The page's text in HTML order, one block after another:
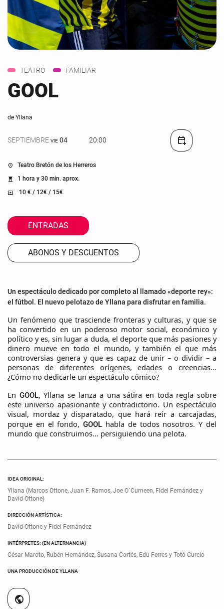
TEATRO FAMILIAR
GOOL
de Yllana
SEPTIEMBRE VIE 04 20:00 calendar_add_on
location_on
Teatro Bretón de los Herreros
hourglass_top
1 hora y 30 min. aprox.
local_activity
10 € / 12€ / 15€
ENTRADAS
ABONOS Y DESCUENTOS
Un espectáculo dedicado por completo al llamado «deporte rey»:
el fútbol. El nuevo pelotazo de Yllana para disfrutar en familia.
Un fenómeno que trasciende fronteras y culturas, y que se
ha convertido en un poderoso motor social, económico y
político y es, sin lugar a duda, el deporte que más pasiones y
dinero mueve en todo el mundo, y también el que más
controversias genera y que es capaz de unir – o dividir – a
personas de diferentes orígenes, edades o creencias…
¿Cómo no dedicarle un espectáculo cómico?
En GOOL, Yllana se lanza a una sátira en toda regla sobre
este universo apasionante y contradictorio. Un espectáculo
visual, mordaz y disparatado, que hará reír a carcajadas,
porque en el fondo,GOOL habla de todos nosotros. Y del
mundo que construimos… persiguiendo una pelota.
IDEA ORIGINAL:
Yllana (Marcos Ottone, Juan F. Ramos, Joe O´Curneen, Fidel Fernández y
David Ottone)
DIRECCIÓN ARTÍSTICA:
David Ottone y Fidel Fernández
INTÉRPRETES: (EN ALTERNANCIA)
César Maroto, Rubén Hernández, Susana Cortés, Edu Ferres y Totó Curcio
UNA PRODUCCIÓN DE YLLANA
public